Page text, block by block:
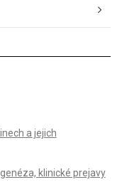
a jejich
klinické prejavy